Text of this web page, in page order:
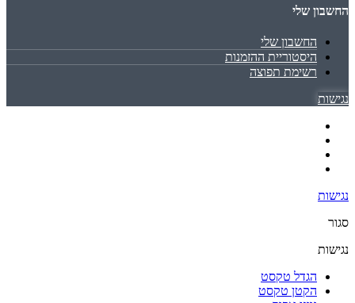
החשבון שלי
החשבון שלי
היסטוריית ההזמנות
רשימת תפוצה
נגישות
נגישות
סגור
נגישות
הגדל טקסט
הקטן טקסט